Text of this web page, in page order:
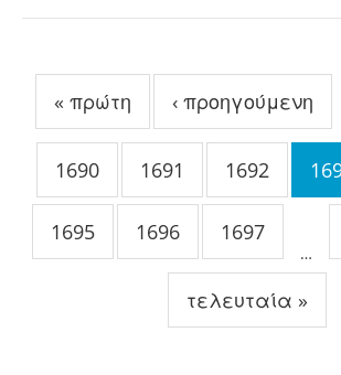
« πρώτη ‹ προηγούμενη
1690 1691 1692
1695 1696 1697
…
τελευταία »